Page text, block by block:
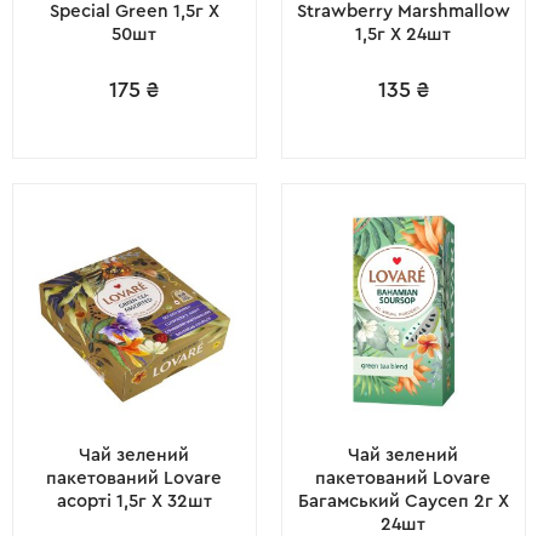
Special Green 1,5г X
50шт
175 ₴
Strawberry Marshmallow
1,5г X 24шт
135 ₴
Чай зелений
пакетований Lovare
асорті 1,5г X 32шт
Чай зелений
пакетований Lovare
Багамський Саусеп 2г X
24шт